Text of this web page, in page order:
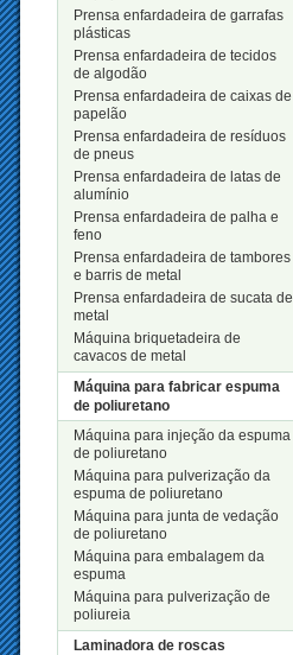
Prensa enfardadeira de garrafas
plásticas
Prensa enfardadeira de tecidos
de algodão
Prensa enfardadeira de caixas de
papelão
Prensa enfardadeira de resíduos
de pneus
Prensa enfardadeira de latas de
alumínio
Prensa enfardadeira de palha e
feno
Prensa enfardadeira de tambores
e barris de metal
Prensa enfardadeira de sucata de
metal
Máquina briquetadeira de
cavacos de metal
Máquina para fabricar espuma
de poliuretano
Máquina para injeção da espuma
de poliuretano
Máquina para pulverização da
espuma de poliuretano
Máquina para junta de vedação
de poliuretano
Máquina para embalagem da
espuma
Máquina para pulverização de
poliureia
Laminadora de roscas